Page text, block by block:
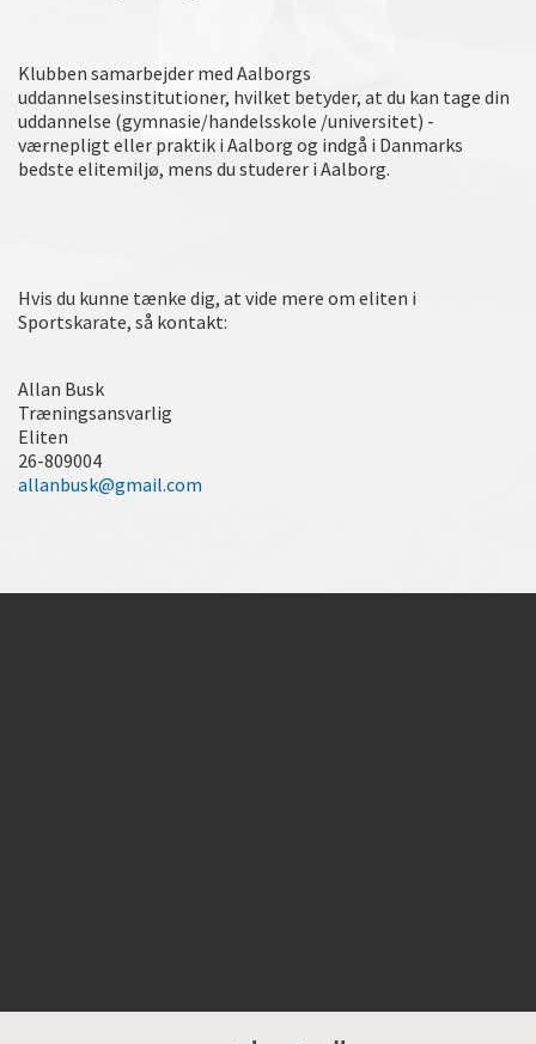
Klubben samarbejder med Aalborgs
uddannelsesinstitutioner, hvilket betyder, at du kan tage din
uddannelse (gymnasie/handelsskole /universitet) -
værnepligt eller praktik i Aalborg og indgå i Danmarks
bedste elitemiljø, mens du studerer i Aalborg.
Hvis du kunne tænke dig, at vide mere om eliten i
Sportskarate, så kontakt:
Allan Busk
Træningsansvarlig
Eliten
26-809004
allanbusk@gmail.com